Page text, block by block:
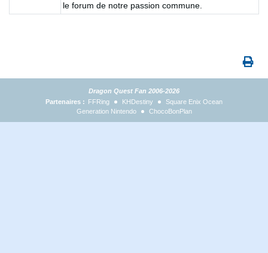
le forum de notre passion commune.
Dragon Quest Fan 2006-2026
Partenaires : FFRing KHDestiny
Square Enix Ocean
Generation Nintendo
ChocoBonPlan